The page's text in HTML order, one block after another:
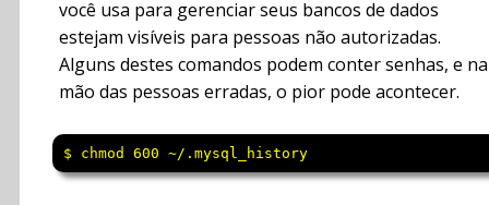
você usa para gerenciar seus bancos de dados
estejam visíveis para pessoas não autorizadas.
Alguns destes comandos podem conter senhas, e na
mão das pessoas erradas, o pior pode acontecer.
$ chmod 600 ~/.mysql_history